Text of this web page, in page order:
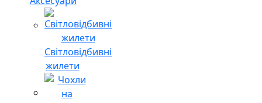
Світловідбивні
жилети